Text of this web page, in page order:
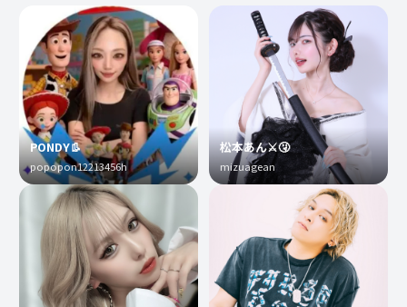
PONDY👢
popopon12213456h
松本あん⚔️🤧
mizuagean